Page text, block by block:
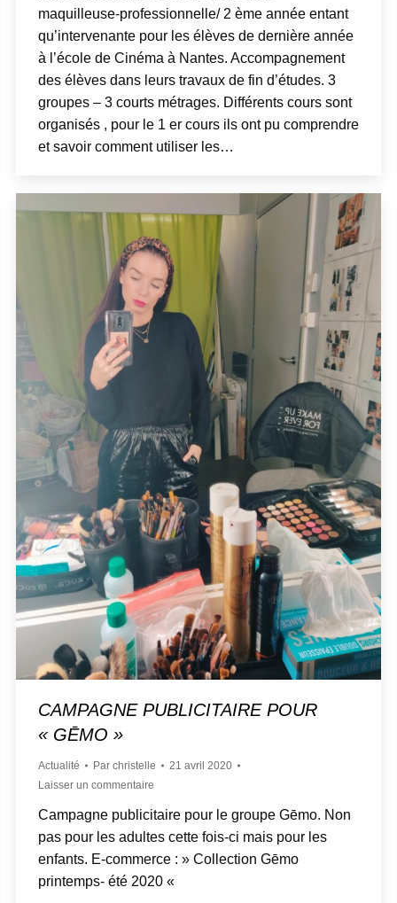
maquilleuse-professionnelle/ 2 ème année entant
qu’intervenante pour les élèves de dernière année
à l’école de Cinéma à Nantes. Accompagnement
des élèves dans leurs travaux de fin d’études. 3
groupes – 3 courts métrages. Différents cours sont
organisés , pour le 1 er cours ils ont pu comprendre
et savoir comment utiliser les…
CAMPAGNE PUBLICITAIRE POUR
« GĒMO »
Actualité Par christelle
21 avril 2020
Laisser un commentaire
Campagne publicitaire pour le groupe Gēmo. Non
pas pour les adultes cette fois-ci mais pour les
enfants. E-commerce : » Collection Gēmo
printemps- été 2020 «